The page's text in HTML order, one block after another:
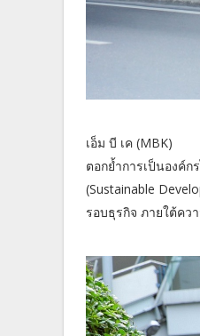
เอ็ม บี เค (MBK)
ตอกย้ำการเป็นองค์
(Sustainable
รอบธุรกิจ ภายใต้คว